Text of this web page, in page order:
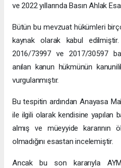
ve 2022 yıllarında Basın Ahlak
Bütün bu mevzuat hükümleri
kaynak olarak kabul
2016/73997 ve 2017/30597
anılan kanun hükmünün
vurgulanmıştır.
Bu tespitin ardından Anayasa
ile ilgili olarak kendisine yapılan
almış ve müeyyide kararının
olmadığını esastan incelemiştir.
Ancak bu son kararıyla